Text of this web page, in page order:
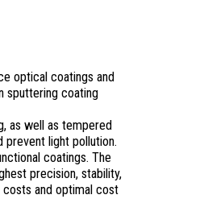
optical coatings and
sputtering coating
as well as tempered
prevent light pollution.
coatings. The
precision, stability,
costs and optimal cost